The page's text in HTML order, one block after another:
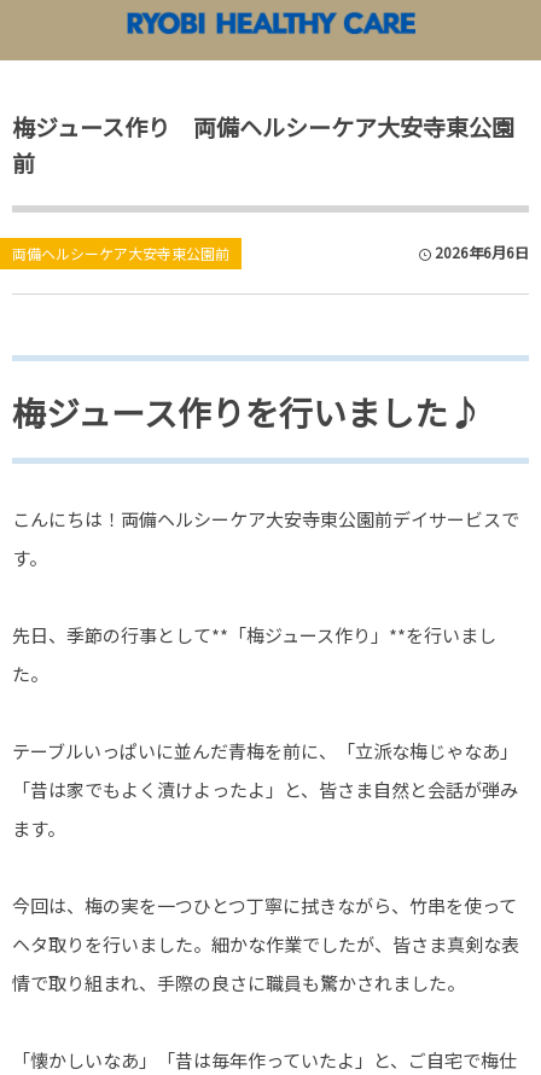
梅ジュース作り 両備ヘルシーケア大安寺東公園
前
両備ヘルシーケア大安寺東公園前 2026年6月6日
梅ジュース作りを行いました♪
こんにちは！両備ヘルシーケア大安寺東公園前デイサービスで
す。
先日、季節の行事として**「梅ジュース作り」**を行いまし
た。
テーブルいっぱいに並んだ青梅を前に、「立派な梅じゃなあ」
「昔は家でもよく漬けよったよ」と、皆さま自然と会話が弾み
ます。
今回は、梅の実を一つひとつ丁寧に拭きながら、竹串を使って
ヘタ取りを行いました。細かな作業でしたが、皆さま真剣な表
情で取り組まれ、手際の良さに職員も驚かされました。
「懐かしいなあ」「昔は毎年作っていたよ」と、ご自宅で梅仕
各施設News&Information 苫田温泉 泉
両備ヘルシー
両備ヘルシー
両備ヘルシー
両備ヘルシーケアアカデミー